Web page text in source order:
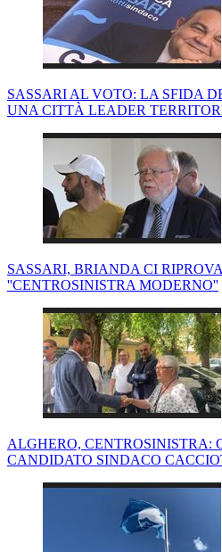
SASSARI AL VOTO: LA SFIDA
UNA CITTÀ LEADER
SASSARI, BRIANDA CI
''CENTROSINISTRA MODERNO''
ALGHERO, CENTROSINISTRA:
CANDIDATO SINDACO